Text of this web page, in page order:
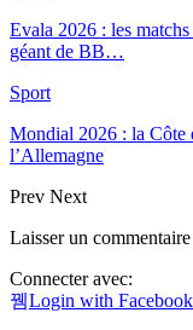
Evala 2026 : les
géant de BB…
Sport
Mondial 2026 : la Côte
l’Allemagne
Prev Next
Laisser un commentaire
Connecter avec:
Login with Facebook